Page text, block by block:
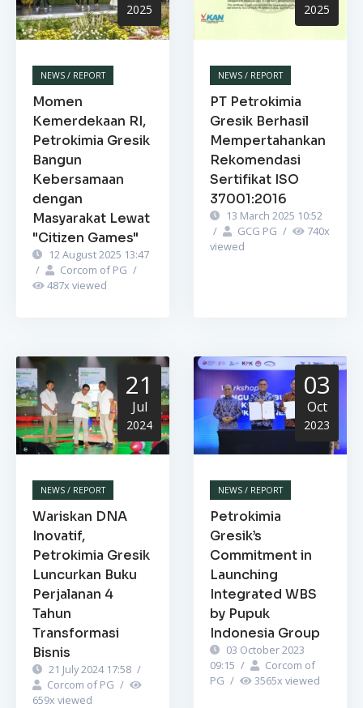
2025
NEWS / REPORT
Momen
Kemerdekaan RI,
Petrokimia Gresik
Bangun
Kebersamaan
dengan
Masyarakat Lewat
"Citizen Games"
12 August 2025 13:47
/
Corcom of PG /
487x viewed
2025
NEWS / REPORT
PT Petrokimia
Gresik Berhasil
Mempertahankan
Rekomendasi
Sertifikat ISO
37001:2016
13 March 2025 10:52
/
GCG PG / 740x
viewed
21
Jul
2024
NEWS / REPORT
Wariskan DNA
Inovatif,
Petrokimia Gresik
Luncurkan Buku
Perjalanan 4
Tahun
Transformasi
Bisnis
21 July 2024 17:58 /
Corcom of PG /
659x viewed
03
Oct
2023
NEWS / REPORT
Petrokimia
Gresik’s
Commitment in
Launching
Integrated WBS
by Pupuk
Indonesia Group
03 October 2023
09:15 /
Corcom of
PG / 3565x viewed